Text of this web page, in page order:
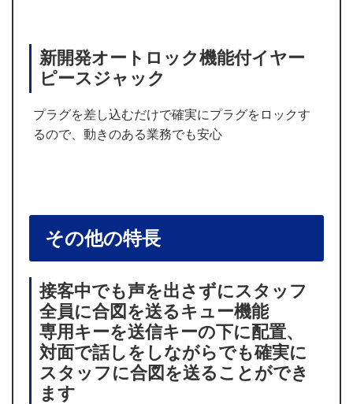
新開発オートロック機能付イヤー
ピースジャック
プラグを差し込むだけで確実にプラグをロックす
るので、動きのある業務でも安心
その他の特長
接客中でも声を出さずにスタッフ
全員に合図を送るキュー機能
専用キーを送信キーの下に配置、
対面で話しをしながらでも確実に
スタッフに合図を送ることができ
ます